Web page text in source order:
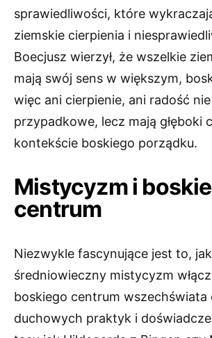
sprawiedliwości, które
ziemskie cierpienia i
Boecjusz wierzył, że wszelkie
mają swój sens w większym,
więc ani cierpienie, ani radość nie
przypadkowe, lecz mają głęboki
kontekście boskiego porządku.
Mistycyzm i boskie
centrum
Niezwykle fascynujące jest to, jak
średniowieczny mistycyzm
boskiego centrum wszechświata
duchowych praktyk i